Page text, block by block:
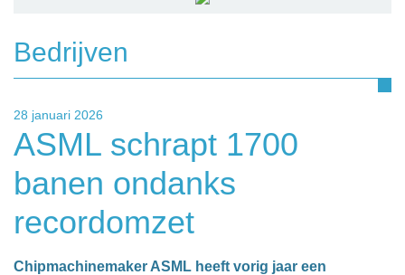
Bedrijven
28 januari 2026
ASML schrapt 1700
banen ondanks
recordomzet
Chipmachinemaker ASML heeft vorig jaar een